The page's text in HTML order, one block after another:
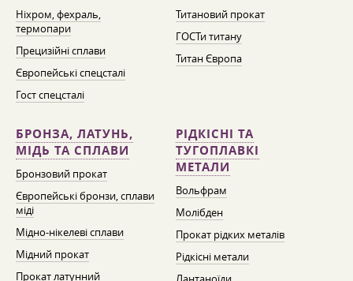
Ніхром, фехраль,
термопари
Прецизійні сплави
Європейські спецсталі
Гост спецсталі
Титановий прокат
ГОСТи титану
Титан Європа
БРОНЗА, ЛАТУНЬ,
МІДЬ ТА СПЛАВИ
Бронзовий прокат
Європейські бронзи, сплави
міді
Мідно-нікелеві сплави
Мідний прокат
Прокат латунний
РІДКІСНІ ТА
ТУГОПЛАВКІ
МЕТАЛИ
Вольфрам
Молібден
Прокат рідких металів
Рідкісні метали